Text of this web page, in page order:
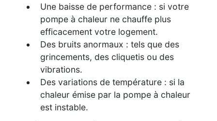
Une baisse de performance : si votre
pompe à chaleur ne chauffe plus
efficacement votre logement.
Des bruits anormaux : tels que des
grincements, des cliquetis ou des
vibrations.
Des variations de température : si la
chaleur émise par la pompe à chaleur
est instable.